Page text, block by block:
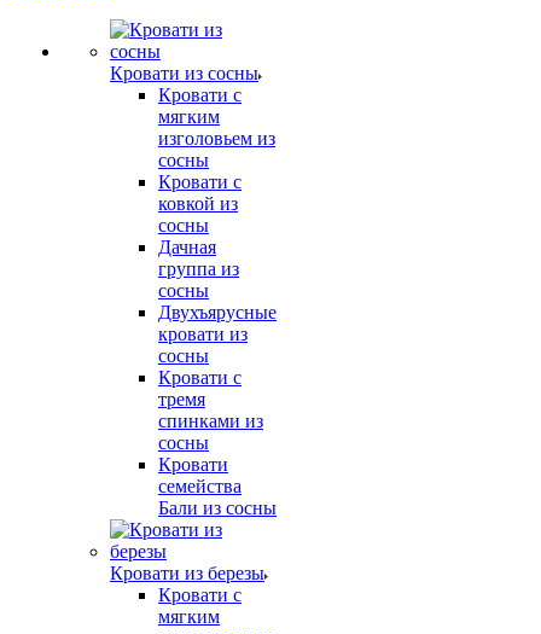
Кровати из сосны
Кровати с
мягким
изголовьем из
сосны
Кровати с
ковкой из
сосны
Дачная
группа из
сосны
Двухъярусные
кровати из
сосны
Кровати с
тремя
спинками из
сосны
Кровати
семейства
Бали из сосны
Кровати из березы
Кровати с
мягким